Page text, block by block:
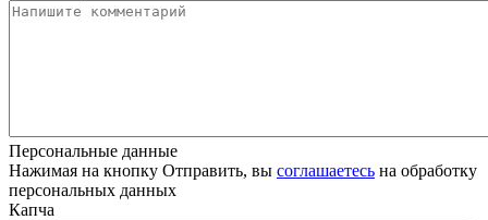
Персональные данные
Нажимая на кнопку Отправить, вы соглашаетесь на обработку
персональных данных
Капча